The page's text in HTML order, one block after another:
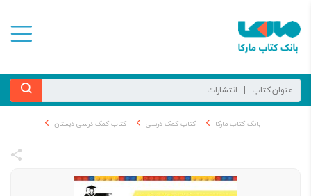
بانک کتاب مارکا کتاب کمک درسی کتاب کمک درسی دبستان